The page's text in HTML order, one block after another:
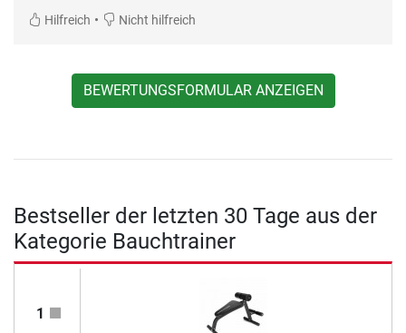
Hilfreich • Nicht hilfreich
BEWERTUNGSFORMULAR ANZEIGEN
Bestseller der letzten 30 Tage aus der
Kategorie Bauchtrainer
1